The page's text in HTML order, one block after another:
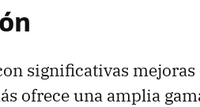
significativas
ofrece una amplia